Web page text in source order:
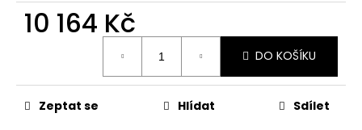
10 164 Kč
DO KOŠÍKU
Zeptat se Hlídat Sdílet
D
r
u